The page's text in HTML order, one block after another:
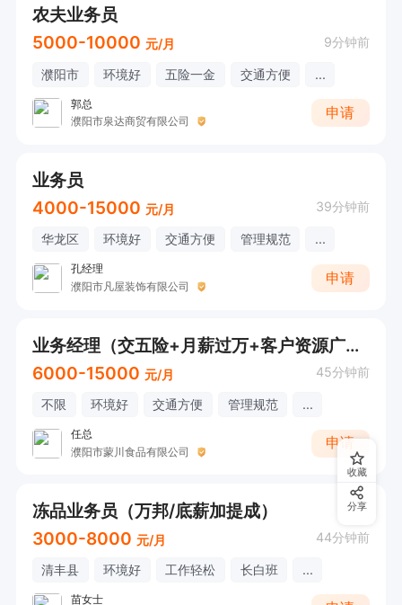
农夫业务员
5000-10000 元/月 9分钟前
濮阳市 环境好 五险一金 交通方便 ...
郭总
濮阳市泉达商贸有限公司
申请
业务员
4000-15000 元/月 39分钟前
华龙区 环境好 交通方便 管理规范 ...
孔经理
濮阳市凡屋装饰有限公司
申请
业务经理（交五险+月薪过万+客户资源广）在线打电话应聘
6000-15000 元/月 45分钟前
不限 环境好 交通方便 管理规范 ...
任总
濮阳市蒙川食品有限公司
申请
冻品业务员（万邦/底薪加提成）
3000-8000 元/月 44分钟前
清丰县 环境好 工作轻松 长白班 ...
苗女士
收藏
分享